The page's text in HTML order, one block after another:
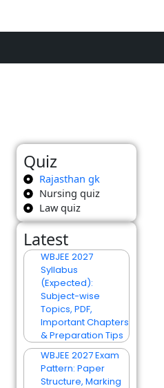
Quiz
Rajasthan gk
Nursing quiz
Law quiz
Latest
WBJEE 2027
Syllabus
(Expected):
Subject-wise
Topics, PDF,
Important Chapters
& Preparation Tips
WBJEE 2027 Exam
Pattern: Paper
Structure, Marking